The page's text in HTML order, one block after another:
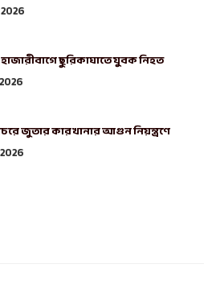
ছুরিকাঘাতে যুবক নিহত
জুতার কারখানার আগুন নিয়ন্ত্রণে